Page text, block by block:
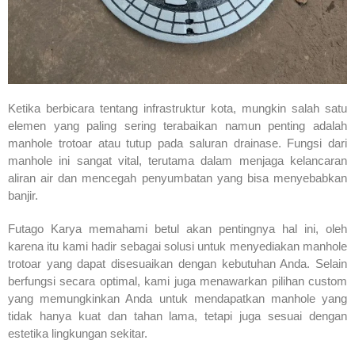
Ketika berbicara tentang infrastruktur kota, mungkin salah satu
elemen yang paling sering terabaikan namun penting adalah
manhole trotoar atau tutup pada saluran drainase. Fungsi dari
manhole ini sangat vital, terutama dalam menjaga kelancaran
aliran air dan mencegah penyumbatan yang bisa menyebabkan
banjir.
Futago Karya memahami betul akan pentingnya hal ini, oleh
karena itu kami hadir sebagai solusi untuk menyediakan manhole
trotoar yang dapat disesuaikan dengan kebutuhan Anda. Selain
berfungsi secara optimal, kami juga menawarkan pilihan custom
yang memungkinkan Anda untuk mendapatkan manhole yang
tidak hanya kuat dan tahan lama, tetapi juga sesuai dengan
estetika lingkungan sekitar.